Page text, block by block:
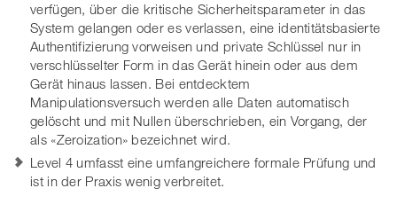
verfügen, über die kritische Sicherheitsparameter in das
System gelangen oder es verlassen, eine identitätsbasierte
Authentifizierung vorweisen und private Schlüssel nur in
verschlüsselter Form in das Gerät hinein oder aus dem
Gerät hinaus lassen. Bei entdecktem
Manipulationsversuch werden alle Daten automatisch
gelöscht und mit Nullen überschrieben, ein Vorgang, der
als «Zeroization» bezeichnet wird.
Level 4 umfasst eine umfangreichere formale Prüfung und
ist in der Praxis wenig verbreitet.